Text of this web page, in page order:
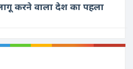
करने वाला देश का पहला